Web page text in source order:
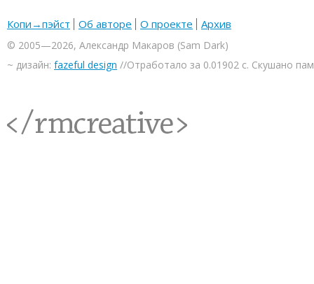
Копи→пэйст Об авторе О проекте Архив
© 2005—2026, Александр Макаров (Sam Dark)
~ дизайн: fazeful design //Отработало за 0.01902 с. Скушано
<rmcreative/>